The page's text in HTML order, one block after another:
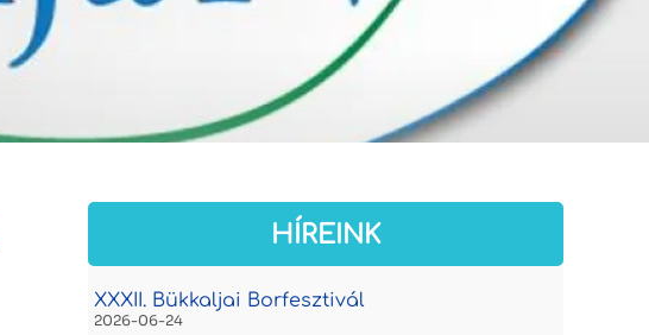
HÍREINK
XXXII. Bükkaljai Borfesztivál
2026-06-24